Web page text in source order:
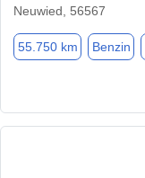
Neuwied, 56567
55.750 km Benzin